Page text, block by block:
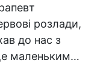
розлади,
до нас з
маленьким…